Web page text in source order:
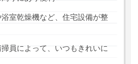
浴室乾燥機など、住宅設備が整
掃員によって、いつもきれいに